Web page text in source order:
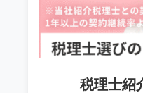
税理士紹